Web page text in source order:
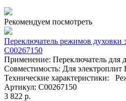
Рекомендуем посмотреть
Переключатель режимов духовки
C00267150
Применение: Переключатель для
Совместимость: Для электроплит
Технические характеристики:
Артикул: C00267150
3 822 р.